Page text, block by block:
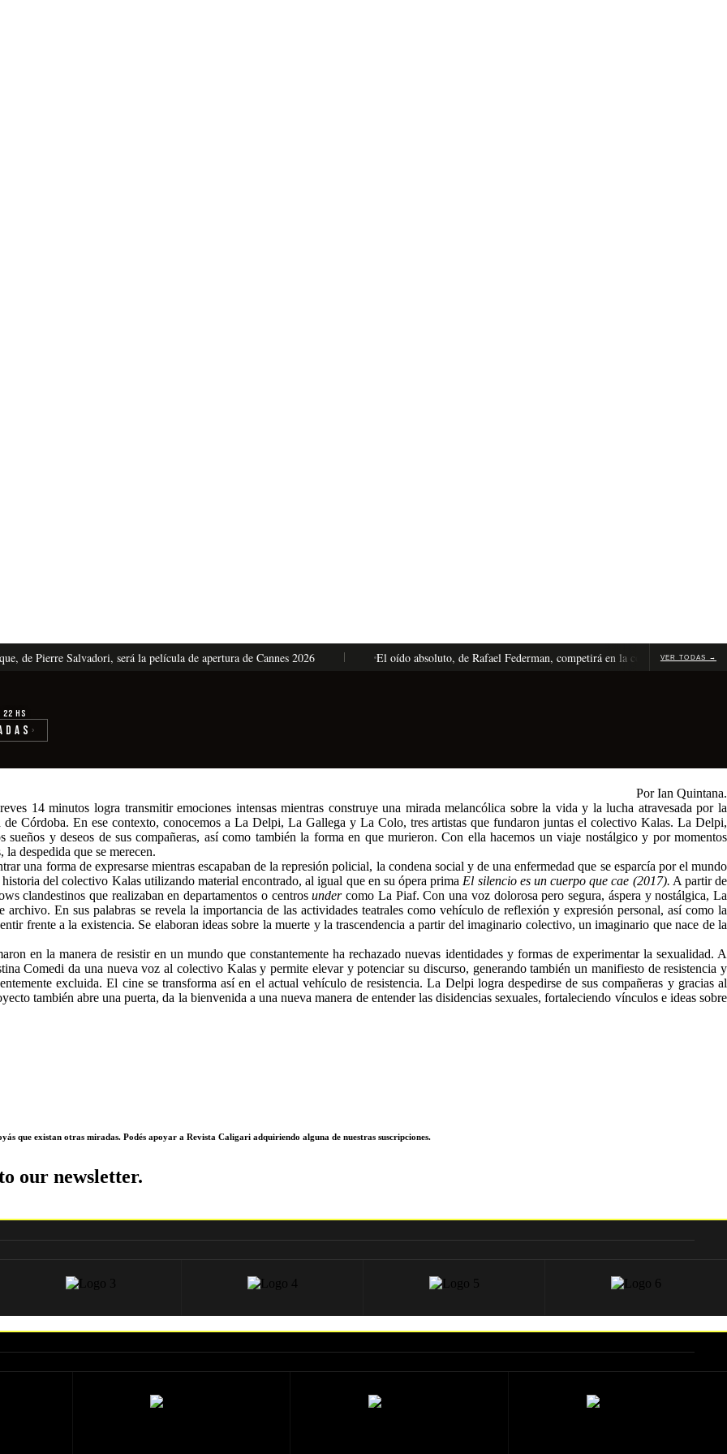
Pierre Salvadori, será la película de apertura de Cannes 2026 El oído absoluto, de Rafael Federman, competirá en la competenciaVER TODAS →
hs
›
Por Ian Quintana.
14 minutos logra transmitir emociones intensas mientras construye una mirada melancólica sobre la vida y la lucha atravesada por la
Córdoba. En ese contexto, conocemos a La Delpi, La Gallega y La Colo, tres artistas que fundaron juntas el colectivo Kalas. La Delpi,
y deseos de sus compañeras, así como también la forma en que murieron. Con ella hacemos un viaje nostálgico y por momentos
la despedida que se merecen.
una forma de expresarse mientras escapaban de la represión policial, la condena social y de una enfermedad que se esparcía por el mundo
del colectivo Kalas utilizando material encontrado, al igual que en su ópera prima El silencio es un cuerpo que cae (2017). A partir de
clandestinos que realizaban en departamentos o centrosundercomo La Piaf. Con una voz dolorosa pero segura, áspera y nostálgica, La
En sus palabras se revela la importancia de las actividades teatrales como vehículo de reflexión y expresión personal, así como la
frente a la existencia. Se elaboran ideas sobre la muerte y la trascendencia a partir del imaginario colectivo, un imaginario que nace de la
en la manera de resistir en un mundo que constantemente ha rechazado nuevas identidades y formas de experimentar la sexualidad. A
Comedi da una nueva voz al colectivo Kalas y permite elevar y potenciar su discurso, generando también un manifiesto de resistencia y
excluida. El cine se transforma así en el actual vehículo de resistencia. La Delpi logra despedirse de sus compañeras y gracias al
también abre una puerta, da la bienvenida a una nueva manera de entender las disidencias sexuales, fortaleciendo vínculos e ideas sobre
que existan otras miradas. Podés apoyar a Revista Caligari adquiriendo alguna de nuestras suscripciones.
our newsletter.